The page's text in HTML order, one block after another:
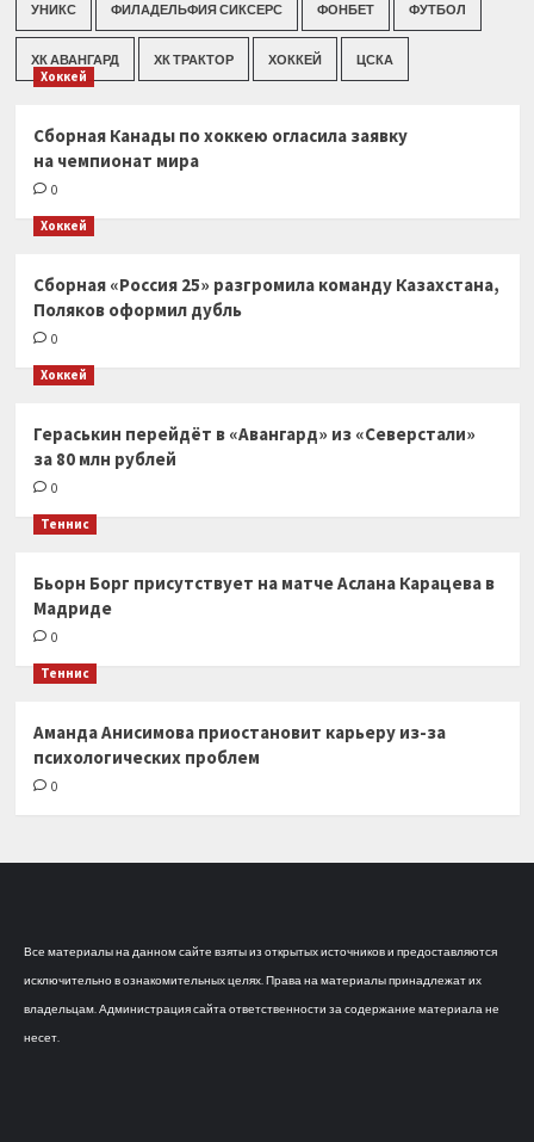
УНИКС ФИЛАДЕЛЬФИЯ СИКСЕРС ФОНБЕТ ФУТБОЛ
ХК АВАНГАРД ХК ТРАКТОР ХОККЕЙ ЦСКА
Хоккей
Сборная Канады по хоккею огласила заявку
на чемпионат мира
0
Хоккей
Сборная «Россия 25» разгромила команду Казахстана,
Поляков оформил дубль
0
Хоккей
Гераськин перейдёт в «Авангард» из «Северстали»
за 80 млн рублей
0
Теннис
Бьорн Борг присутствует на матче Аслана Карацева в
Мадриде
0
Теннис
Аманда Анисимова приостановит карьеру из-за
психологических проблем
0
Все материалы на данном сайте взяты из открытых источников и предоставляются
исключительно в ознакомительных целях. Права на материалы принадлежат их
владельцам. Администрация сайта ответственности за содержание материала не
несет.